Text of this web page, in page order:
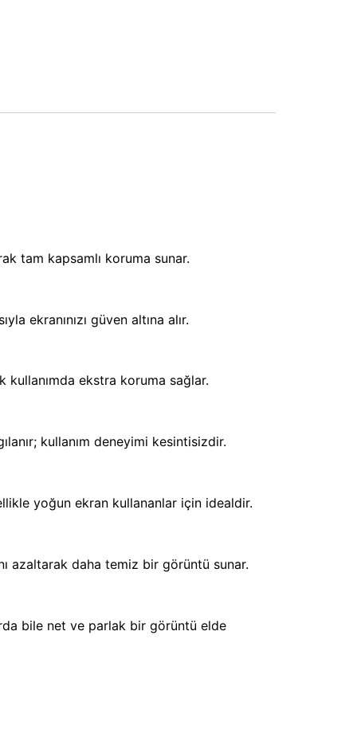
tam kapsamlı koruma sunar.
ekranınızı güven altına alır.
kullanımda ekstra koruma sağlar.
kullanım deneyimi kesintisizdir.
yoğun ekran kullananlar için idealdir.
azaltarak daha temiz bir görüntü sunar.
bile net ve parlak bir görüntü elde